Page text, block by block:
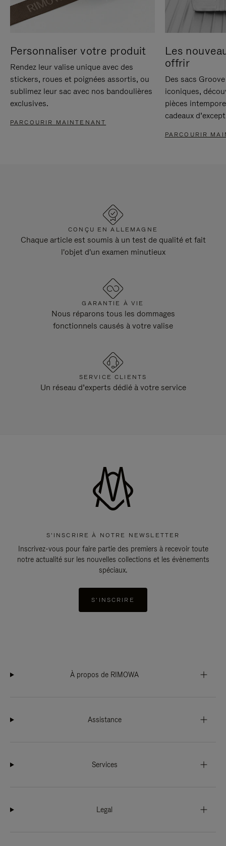
Personnaliser votre produit
Rendez leur valise unique avec des
stickers, roues et poignées assortis, ou
sublimez leur sac avec nos bandoulières
exclusives.
PARCOURIR MAINTENANT
Les
offrir
Des sacs
iconiques,
pièces
cadeaux
PARCOURIR
CONÇU EN ALLEMAGNE
Chaque article est soumis à un test de qualité et fait
l'objet d'un examen minutieux
GARANTIE À VIE
Nous réparons tous les dommages
fonctionnels causés à votre valise
SERVICE CLIENTS
Un réseau d’experts dédié à votre service
S'INSCRIRE À NOTRE NEWSLETTER
Inscrivez-vous pour faire partie des premiers à recevoir toute
notre actualité sur les nouvelles collections et les évènements
spéciaux.
S'INSCRIRE
À propos de RIMOWA
Assistance
Services
Legal